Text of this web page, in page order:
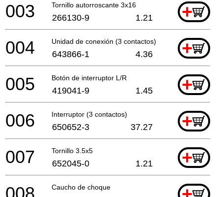
Tornillo autorroscante 3x16 +
003 266130-9 1.21
Unidad de conexión (3 contactos) +
004 643866-1 4.36
Botón de interruptor L/R +
005 419041-9 1.45
Interruptor (3 contactos) +
006 650652-3 37.27
Tornillo 3.5x5 +
007 652045-0 1.21
Caucho de choque